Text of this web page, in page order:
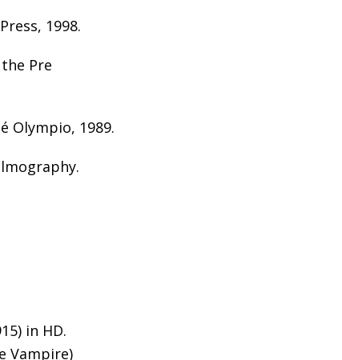
1998.
Pre
Olympio, 1989.
in HD.
Vampire)